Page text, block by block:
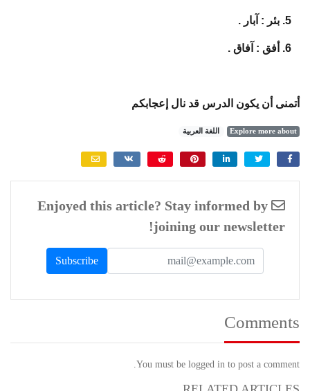
أتمنى أن يكون الدرس قد نال إعجابكم
Explore more about اللغة العربية
Enjoyed this article? Stay informed by
joining our newsletter!
Comments
You must be logged in to post a comment.